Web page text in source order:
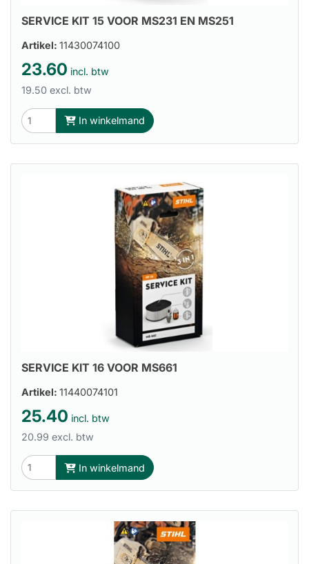
SERVICE KIT 15 VOOR MS231 EN MS251
Artikel: 11430074100
23.60 incl. btw
19.50 excl. btw
In winkelmand
SERVICE KIT 16 VOOR MS661
Artikel: 11440074101
25.40 incl. btw
20.99 excl. btw
In winkelmand